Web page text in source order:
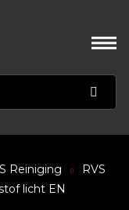
Reiniging
RVS
licht EN